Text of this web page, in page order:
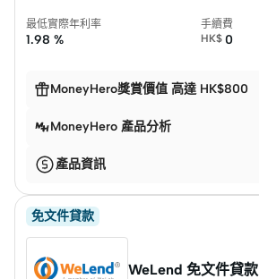
最低實際年利率
1.98 %
手續費
HK$ 0
MoneyHero獎賞價值 高達 HK$800
MoneyHero 產品分析
產品資訊
免文件貸款
WeLend 免文件貸款